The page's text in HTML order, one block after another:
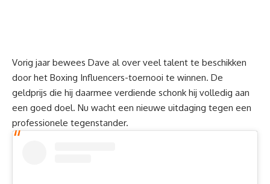
Vorig jaar bewees Dave al over veel talent te beschikken
door het Boxing Influencers-toernooi te winnen. De
geldprijs die hij daarmee verdiende schonk hij volledig aan
een goed doel. Nu wacht een nieuwe uitdaging tegen een
professionele tegenstander.